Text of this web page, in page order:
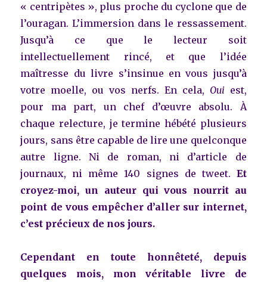
« centripètes », plus proche du cyclone que de
l’ouragan. L’immersion dans le ressassement.
Jusqu’à ce que le lecteur soit
intellectuellement rincé, et que l’idée
maîtresse du livre s’insinue en vous jusqu’à
votre moelle, ou vos nerfs. En cela, Oui est,
pour ma part, un chef d’œuvre absolu. À
chaque relecture, je termine hébété plusieurs
jours, sans être capable de lire une quelconque
autre ligne. Ni de roman, ni d’article de
journaux, ni même 140 signes de tweet. Et
croyez-moi, un auteur qui vous nourrit au
point de vous empêcher d’aller sur internet,
c’est précieux de nos jours.
Cependant en toute honnêteté, depuis
quelques mois, mon véritable livre de